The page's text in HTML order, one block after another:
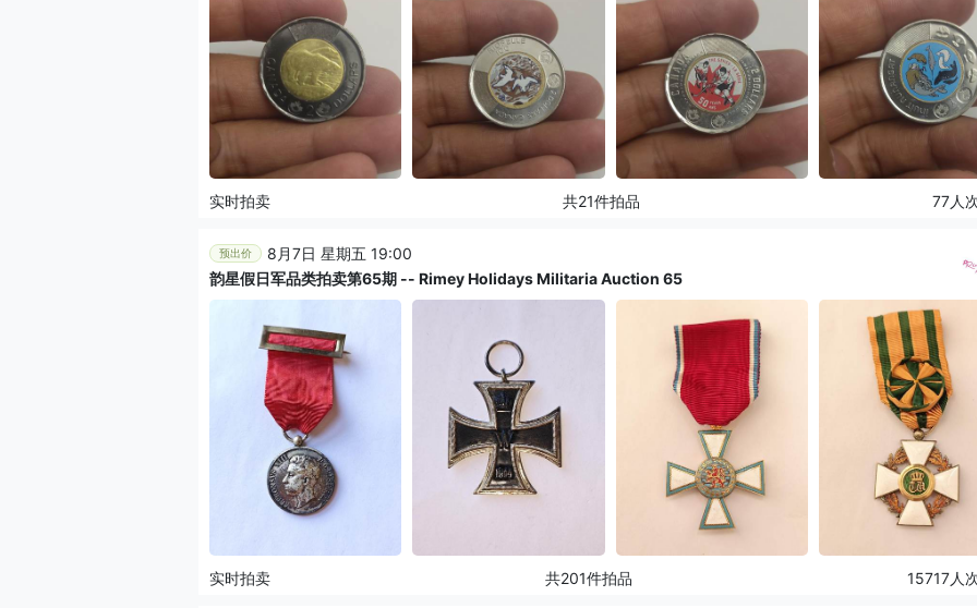
实时拍卖 共21件拍品 77人
预出价
8月7日 星期五 19:00
韵星假日军品类拍卖第65期 -- Rimey Holidays Militaria Auction 65
实时拍卖 共201件拍品 15717人